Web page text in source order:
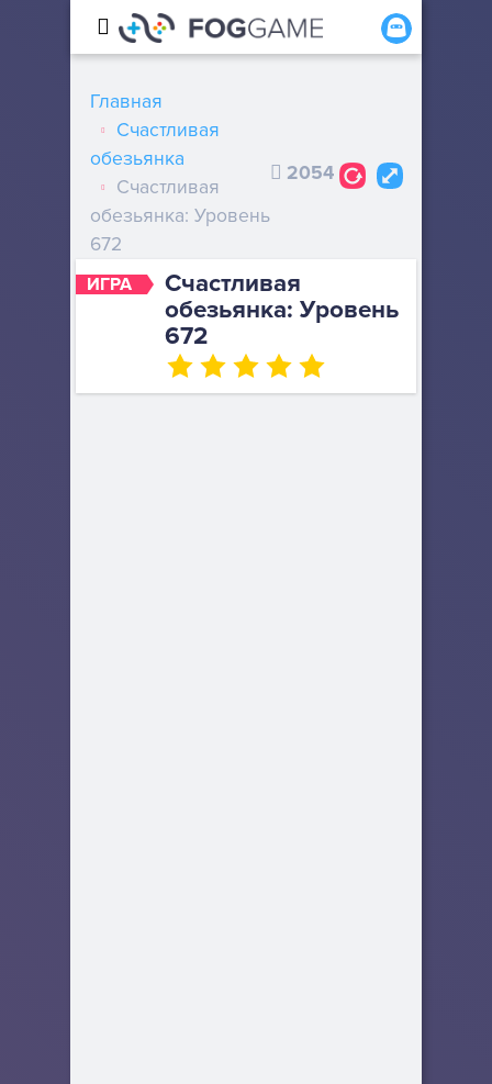
ИГРА
Счастливая
обезьянка: Уровень
672
Главная
Счастливая
обезьянка
Счастливая
обезьянка: Уровень
672
2054